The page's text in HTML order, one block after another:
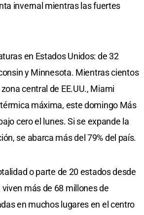
invernal mientras las fuertes
en Estados Unidos: de 32
y Minnesota. Mientras cientos
central de EE.UU., Miami
máxima, este domingo Más
cero el lunes. Si se expande la
se abarca más del 79% del país.
o parte de 20 estados desde
más de 68 millones de
en muchos lugares en el centro